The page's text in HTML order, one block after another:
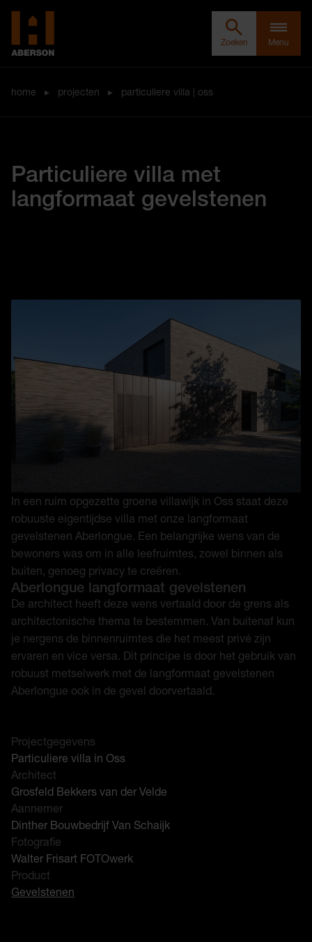
Zoeken Menu
home ▸ projecten ▸ particuliere villa | oss
Particuliere villa met
langformaat gevelstenen
In een ruim opgezette groene villawijk in Oss staat deze
robuuste eigentijdse villa met onze langformaat
gevelstenen Aberlongue. Een belangrijke wens van de
bewoners was om in alle leefruimtes, zowel binnen als
buiten, genoeg privacy te creëren.
Aberlongue langformaat gevelstenen
De architect heeft deze wens vertaald door de grens als
architectonische thema te bestemmen. Van buitenaf kun
je nergens de binnenruimtes die het meest privé zijn
ervaren en vice versa. Dit principe is door het gebruik van
robuust metselwerk met de langformaat gevelstenen
Aberlongue ook in de gevel doorvertaald.
Projectgegevens
Particuliere villa in Oss
Architect
Grosfeld Bekkers van der Velde
Aannemer
Dinther Bouwbedrijf Van Schaijk
Fotografie
Walter Frisart FOTOwerk
Product
Gevelstenen